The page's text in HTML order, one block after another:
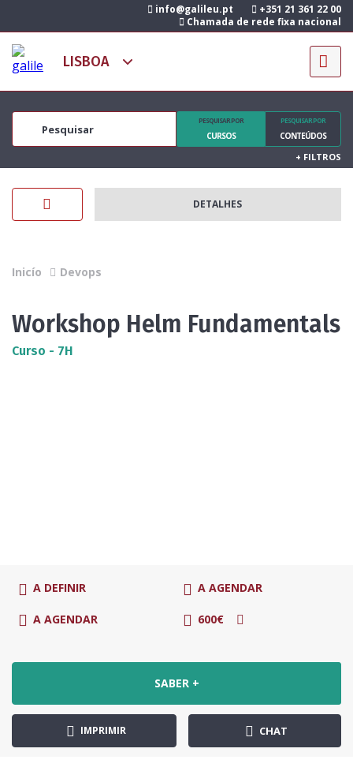
info@galileu.pt
+351 21 361 22 00
Chamada de rede fixa nacional
PESQUISAR POR
CURSOS
PESQUISAR POR
CONTEÚDOS
+ FILTROS
DETALHES
Inicío Devops
Workshop Helm Fundamentals
Curso - 7H
A DEFINIR A AGENDAR
A AGENDAR 600€
SABER +
IMPRIMIR CHAT